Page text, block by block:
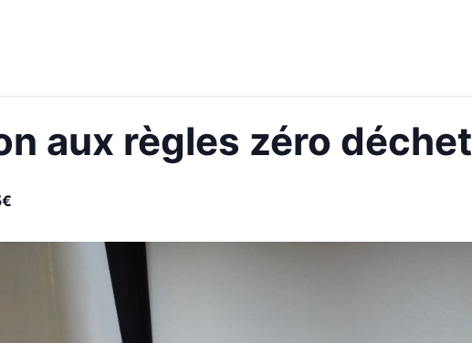
aux règles zéro déchet